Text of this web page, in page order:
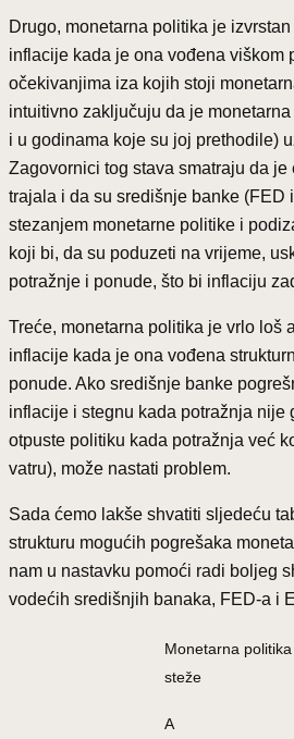
Drugo, monetarna politika je
inflacije kada je ona vođena viškom
očekivanjima iza kojih stoji
intuitivno zaključuju da je
i u godinama koje su joj prethodile)
Zagovornici tog stava smatraju da
trajala i da su središnje banke (FED
stezanjem monetarne politike i
koji bi, da su poduzeti na vrijeme,
potražnje i ponude, što bi inflaciju
Treće, monetarna politika je vrlo loš
inflacije kada je ona vođena
ponude. Ako središnje banke
inflacije i stegnu kada potražnja nije
otpuste politiku kada potražnja već
vatru), može nastati problem.
Sada ćemo lakše shvatiti sljedeću
strukturu mogućih pogrešaka
nam u nastavku pomoći radi boljeg
vodećih središnjih banaka, FED-a i
Monetarna politika
steže
A